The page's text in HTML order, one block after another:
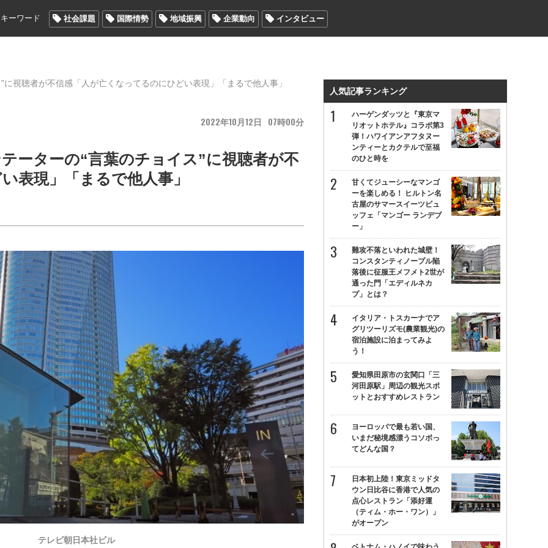
ーワード 社会課題 国際情勢 地域振興 企業動向 インタビュー
視聴者が不信感「人が亡くなってるのにひどい表現」「まるで他人事」
2022 10 12 07 00
ーターの“言葉のチョイス”に視聴者が不
表現」「まるで他人事」
テレビ朝日本社ビル
人気記事ランキング
ハーゲンダッツと『東京マ
リオットホテル』コラボ第3
弾！ハワイアンアフタヌー
ンティーとカクテルで至福
のひと時を
甘くてジューシーなマンゴ
ーを楽しめる！ ヒルトン名
古屋のサマースイーツビュ
ッフェ「マンゴー ランデブ
ー」
難攻不落といわれた城壁！
コンスタンティノープル陥
落後に征服王メフメト2世が
通った門「エディルネカ
プ」とは？
イタリア・トスカーナでア
グリツーリズモ(農業観光)の
宿泊施設に泊まってみよ
う！
愛知県田原市の玄関口「三
河田原駅」周辺の観光スポ
ットとおすすめレストラン
ヨーロッパで最も若い国、
いまだ秘境感漂うコソボっ
てどんな国？
日本初上陸！東京ミッドタ
ウン日比谷に香港で人気の
点心レストラン「添好運
（ティム・ホー・ワン）」
がオープン